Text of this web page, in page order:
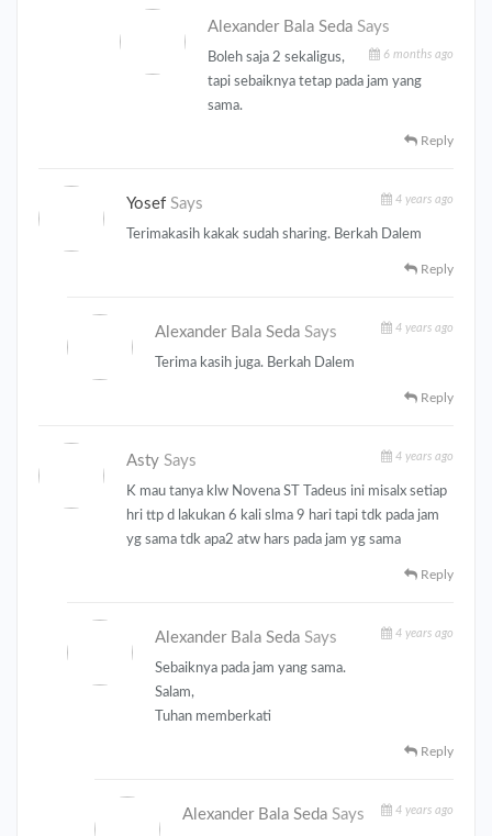
Alexander Bala Seda Says
6 months ago
Boleh saja 2 sekaligus,
tapi sebaiknya tetap pada jam yang
sama.
Reply
Yosef Says 4 years ago
Terimakasih kakak sudah sharing. Berkah Dalem
Reply
Alexander Bala SedaSays 4 years ago
Terima kasih juga. Berkah Dalem
Reply
Asty Says 4 years ago
K mau tanya klw Novena ST Tadeus ini misalx setiap
hri ttp d lakukan 6 kali slma 9 hari tapi tdk pada jam
yg sama tdk apa2 atw hars pada jam yg sama
Reply
Alexander Bala SedaSays 4 years ago
Sebaiknya pada jam yang sama.
Salam,
Tuhan memberkati
Reply
Alexander Bala SedaSays 4 years ago